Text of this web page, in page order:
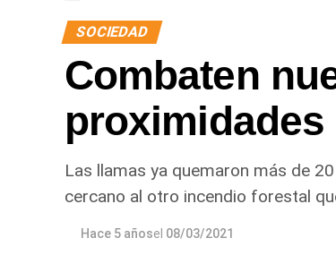
SOCIEDAD
Combaten
Las llamas ya quemaron más de
cercano al otro incendio forestal
Hace 5 añosel 08/03/2021